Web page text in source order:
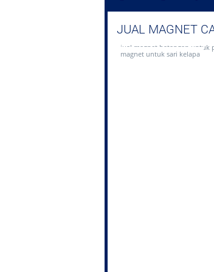
JUAL MAGNET
jual magnet batangan untuk
magnet untuk sari kelapa